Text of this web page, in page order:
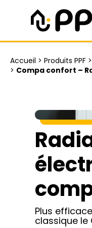
Accueil > Produits PPF >
> Compa confort –
Plus
classique